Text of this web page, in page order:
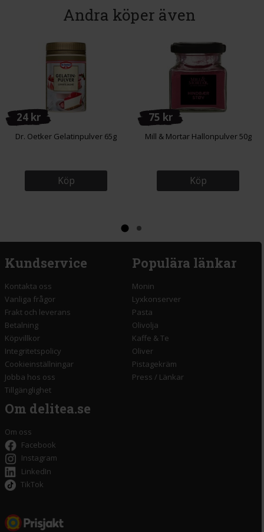
Andra köper även
24 kr
Dr. Oetker Gelatinpulver 65g
Köp
75 kr
Mill & Mortar Hallonpulver 50g
Köp
Kundservice
Kontakta oss
Vanliga frågor
Frakt och leverans
Betalning
Köpvillkor
Integritetspolicy
Cookieinställningar
Jobba hos oss
Tillgänglighet
Populära länkar
Monin
Lyxkonserver
Pasta
Olivolja
Kaffe & Te
Oliver
Pistagekräm
Press / Länkar
Om delitea.se
Om oss
Facebook
Instagram
LinkedIn
TikTok